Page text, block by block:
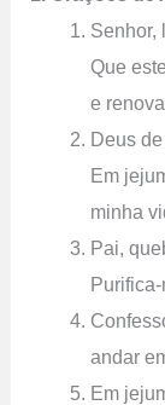
Senhor,
Que
e
Deus
Em
minha
Pai,
andar
Em